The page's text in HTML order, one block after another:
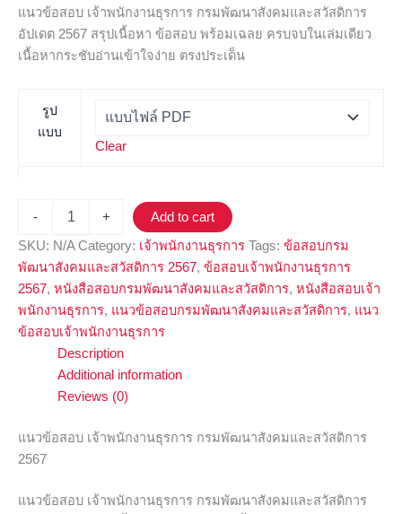
แนวข้อสอบ เจ้าพนักงานธุรการ กรมพัฒนาสังคมและสวัสดิการ
อัปเดต 2567 สรุปเนื้อหา ข้อสอบ พร้อมเฉลย ครบจบในเล่มเดียว
เนื้อหากระชับอ่านเข้าใจง่าย ตรงประเด็น
รูป
แบบ
Clear
- +
Add to cart
SKU: N/A Category: เจ้าพนักงานธุรการ Tags: ข้อสอบกรม
พัฒนาสังคมและสวัสดิการ 2567, ข้อสอบเจ้าพนักงานธุรการ
2567, หนังสือสอบกรมพัฒนาสังคมและสวัสดิการ, หนังสือสอบเจ้า
พนักงานธุรการ, แนวข้อสอบกรมพัฒนาสังคมและสวัสดิการ, แนว
ข้อสอบเจ้าพนักงานธุรการ
Description
Additional information
Reviews (0)
แนวข้อสอบ เจ้าพนักงานธุรการ กรมพัฒนาสังคมและสวัสดิการ
2567
แนวข้อสอบ เจ้าพนักงานธุรการ กรมพัฒนาสังคมและสวัสดิการ